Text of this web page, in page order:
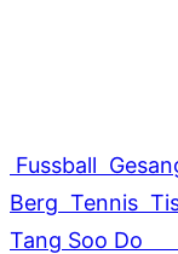
Fussball
Berg Tennis
Tang Soo Do